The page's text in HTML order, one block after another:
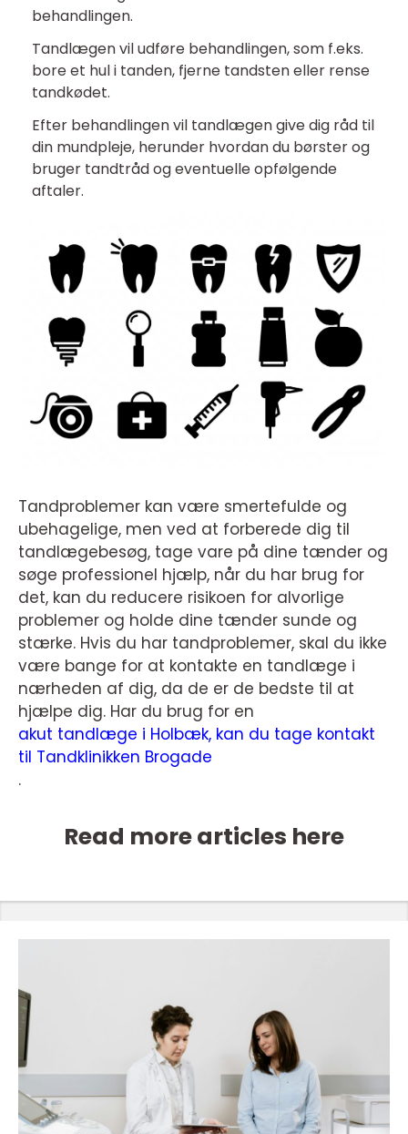
behandlingen.
Tandlægen vil udføre behandlingen, som f.eks.
bore et hul i tanden, fjerne tandsten eller rense
tandkødet.
Efter behandlingen vil tandlægen give dig råd til
din mundpleje, herunder hvordan du børster og
bruger tandtråd og eventuelle opfølgende
aftaler.
Tandproblemer kan være smertefulde og
ubehagelige, men ved at forberede dig til
tandlægebesøg, tage vare på dine tænder og
søge professionel hjælp, når du har brug for
det, kan du reducere risikoen for alvorlige
problemer og holde dine tænder sunde og
stærke. Hvis du har tandproblemer, skal du ikke
være bange for at kontakte en tandlæge i
nærheden af dig, da de er de bedste til at
hjælpe dig. Har du brug for en
akut tandlæge i Holbæk, kan du tage kontakt
til Tandklinikken Brogade
.
Read more articles here